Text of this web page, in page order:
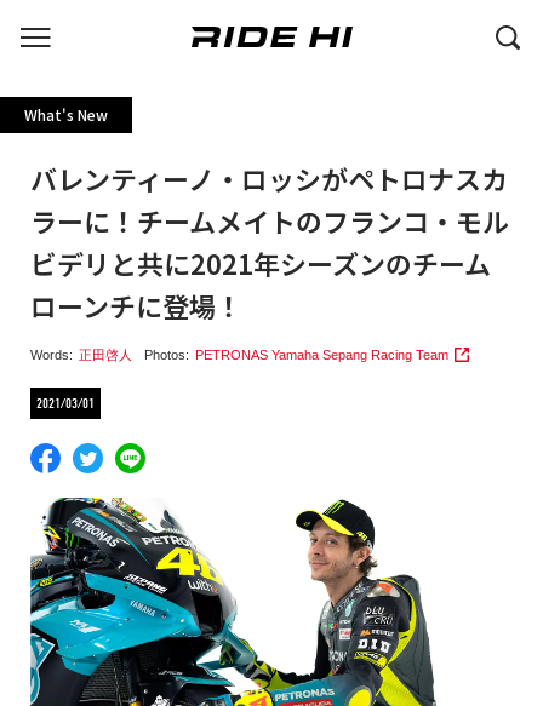
What's New
バレンティーノ・ロッシがペトロナスカ
ラーに！チームメイトのフランコ・モル
ビデリと共に2021年シーズンのチーム
ローンチに登場！
Words: 正田啓人 Photos: PETRONAS Yamaha Sepang Racing Team
2021/03/01